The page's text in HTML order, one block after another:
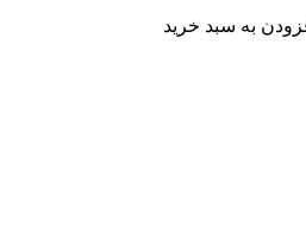
به سبد خرید